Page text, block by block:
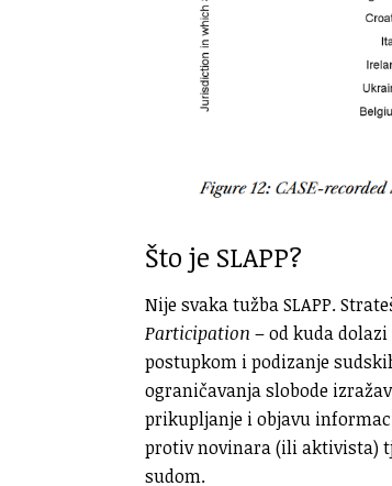
Što je SLAPP?
Nije svaka tužba SLAPP.
Participation – od kuda
postupkom i podizanje
ograničavanja slobode
prikupljanje i objavu
protiv novinara (ili aktivista)
sudom.